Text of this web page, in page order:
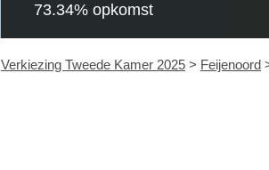
73.34% opkomst
Verkiezing Tweede Kamer 2025 > Feijenoord